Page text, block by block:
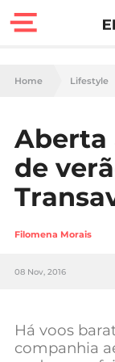
Casa
Lifestyle
Home Lifestyle
Aberta
de
Filomena Morais
08 Nov, 2016
Há voos
companhia